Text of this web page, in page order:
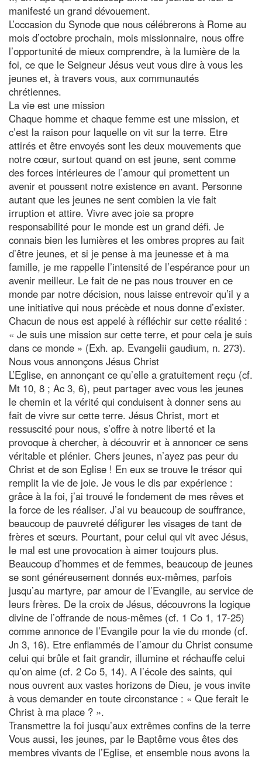
manifesté un grand dévouement.
L’occasion du Synode que nous célébrerons à Rome au
mois d’octobre prochain, mois missionnaire, nous offre
l’opportunité de mieux comprendre, à la lumière de la
foi, ce que le Seigneur Jésus veut vous dire à vous les
jeunes et, à travers vous, aux communautés
chrétiennes.
La vie est une mission
Chaque homme et chaque femme est une mission, et
c’est la raison pour laquelle on vit sur la terre. Etre
attirés et être envoyés sont les deux mouvements que
notre cœur, surtout quand on est jeune, sent comme
des forces intérieures de l’amour qui promettent un
avenir et poussent notre existence en avant. Personne
autant que les jeunes ne sent combien la vie fait
irruption et attire. Vivre avec joie sa propre
responsabilité pour le monde est un grand défi. Je
connais bien les lumières et les ombres propres au fait
d’être jeunes, et si je pense à ma jeunesse et à ma
famille, je me rappelle l’intensité de l’espérance pour un
avenir meilleur. Le fait de ne pas nous trouver en ce
monde par notre décision, nous laisse entrevoir qu’il y a
une initiative qui nous précède et nous donne d’exister.
Chacun de nous est appelé à réfléchir sur cette réalité :
« Je suis une mission sur cette terre, et pour cela je suis
dans ce monde » (Exh. ap. Evangelii gaudium, n. 273).
Nous vous annonçons Jésus Christ
L’Eglise, en annonçant ce qu’elle a gratuitement reçu (cf.
Mt 10, 8 ; Ac 3, 6), peut partager avec vous les jeunes
le chemin et la vérité qui conduisent à donner sens au
fait de vivre sur cette terre. Jésus Christ, mort et
ressuscité pour nous, s’offre à notre liberté et la
provoque à chercher, à découvrir et à annoncer ce sens
véritable et plénier. Chers jeunes, n’ayez pas peur du
Christ et de son Eglise ! En eux se trouve le trésor qui
remplit la vie de joie. Je vous le dis par expérience :
grâce à la foi, j’ai trouvé le fondement de mes rêves et
la force de les réaliser. J’ai vu beaucoup de souffrance,
beaucoup de pauvreté défigurer les visages de tant de
frères et sœurs. Pourtant, pour celui qui vit avec Jésus,
le mal est une provocation à aimer toujours plus.
Beaucoup d’hommes et de femmes, beaucoup de jeunes
se sont généreusement donnés eux-mêmes, parfois
jusqu’au martyre, par amour de l’Evangile, au service de
leurs frères. De la croix de Jésus, découvrons la logique
divine de l’offrande de nous-mêmes (cf. 1 Co 1, 17-25)
comme annonce de l’Evangile pour la vie du monde (cf.
Jn 3, 16). Etre enflammés de l’amour du Christ consume
celui qui brûle et fait grandir, illumine et réchauffe celui
qu’on aime (cf. 2 Co 5, 14). A l’école des saints, qui
nous ouvrent aux vastes horizons de Dieu, je vous invite
à vous demander en toute circonstance : « Que ferait le
Christ à ma place ? ».
Transmettre la foi jusqu’aux extrêmes confins de la terre
Vous aussi, les jeunes, par le Baptême vous êtes des
membres vivants de l’Eglise, et ensemble nous avons la